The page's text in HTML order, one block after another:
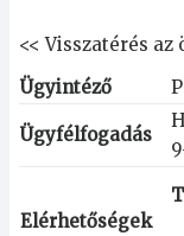
<<Visszatérés az
Ügyintéző
Ügyfélfogadás
Elérhetőségek